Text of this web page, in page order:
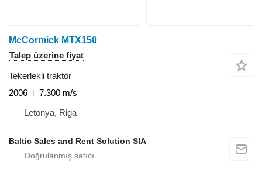
McCormick MTX150
Talep üzerine fiyat
Tekerlekli traktör
2006
7.300 m/s
Letonya, Riga
Baltic Sales and Rent Solution SIA